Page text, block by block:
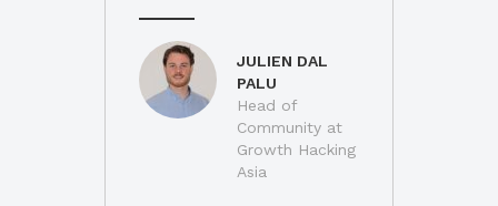
JULIEN DAL
PALU
Head of
Community at
Growth Hacking
Asia